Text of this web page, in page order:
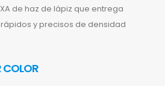
de haz de lápiz que entrega
y precisos de densidad
COLOR